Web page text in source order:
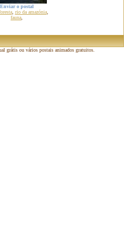
Enviar o postal
, rio da amazónia,
fauna
grátis ou vários postais animados gratuitos.